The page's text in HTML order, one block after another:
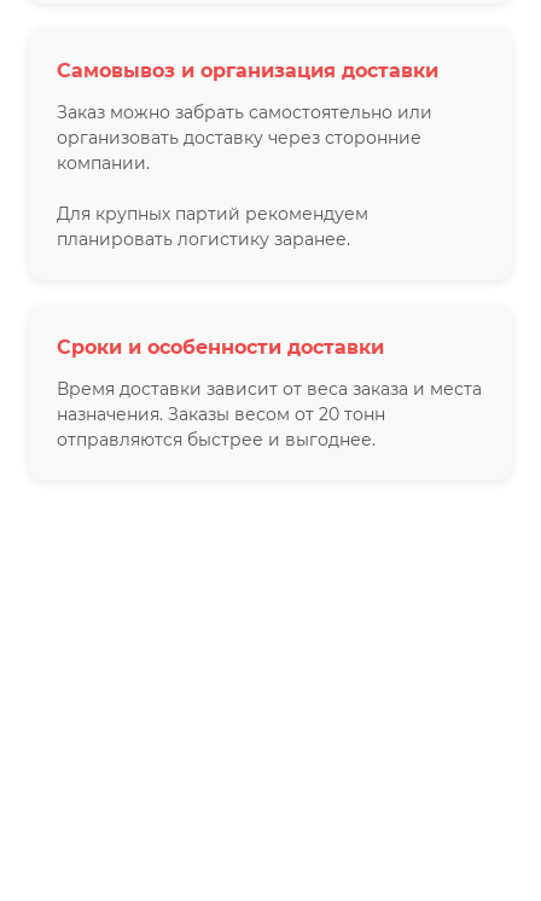
Самовывоз и организация доставки
Заказ можно забрать самостоятельно или
организовать доставку через сторонние
компании.
Для крупных партий рекомендуем
планировать логистику заранее.
Сроки и особенности доставки
Время доставки зависит от веса заказа и места
назначения. Заказы весом от 20 тонн
отправляются быстрее и выгоднее.